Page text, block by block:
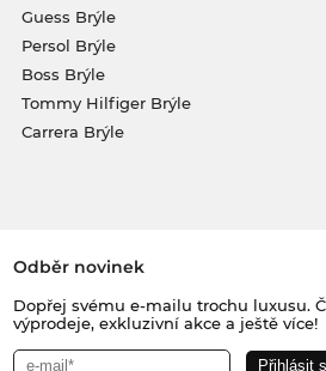
Guess Brýle
Persol Brýle
Boss Brýle
Tommy Hilfiger Brýle
Carrera Brýle
Odběr novinek
Dopřej svému e-mailu trochu luxusu.
výprodeje, exkluzivní akce a ještě více!